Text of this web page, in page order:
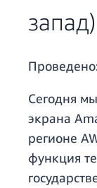
запад)
Сегодня
экрана
регионе
функция